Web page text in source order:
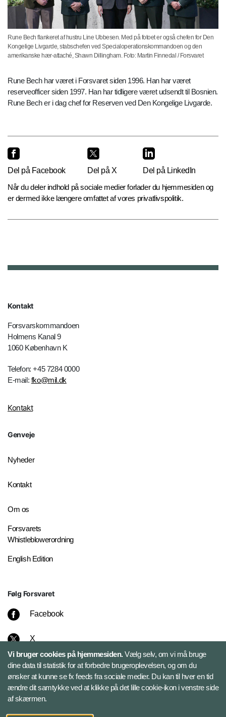
Rune Bech flankeret af hustru Line Ubbesen. Med på fotoet er også chefen for Den
Kongelige Livgarde, stabschefen ved Specialoperationskommandoen og den
amerikanske hær-attaché, Shawn Dillingham. Foto: Martin Finnedal / Forsvaret
Rune Bech har været i Forsvaret siden 1996. Han har været
reserveofficer siden 1997. Han har tidligere været udsendt til Bosnien.
Rune Bech er i dag chef for Reserven ved Den Kongelige Livgarde.
Del på Facebook Del på X
Del på LinkedIn
Når du deler indhold på sociale medier forlader du hjemmesiden og
er dermed ikke længere omfattet af vores privatlivspolitik.
Kontakt
Forsvarskommandoen
Holmens Kanal 9
1060 København K
Telefon: +45 7284 0000
E-mail: fko@mil.dk
Kontakt
Genveje
Nyheder
Kontakt
Om os
Forsvarets
Whistleblowerordning
English Edition
Følg Forsvaret
Facebook
X
Instagram
Bluesky
LinkedIn
Vi bruger cookies på hjemmesiden.Vælg selv, om vi må bruge
dine data til statistik for at forbedre brugeroplevelsen, og om du
ønsker at kunne se fx feeds fra sociale medier. Du kan til hver en tid
ændre dit samtykke ved at klikke på det lille cookie-ikon i venstre side
af skærmen.